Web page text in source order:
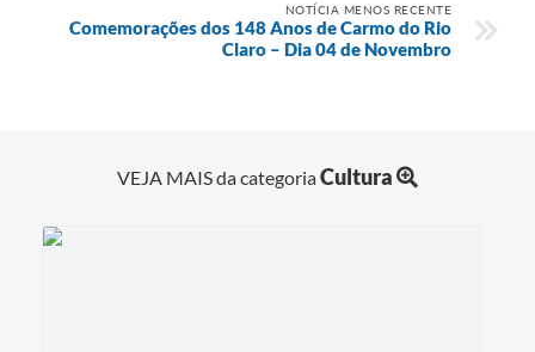
NOTÍCIA MENOS RECENTE
Comemorações dos 148 Anos de Carmo do Rio
Claro – Dia 04 de Novembro
VEJA MAIS da categoriaCultura